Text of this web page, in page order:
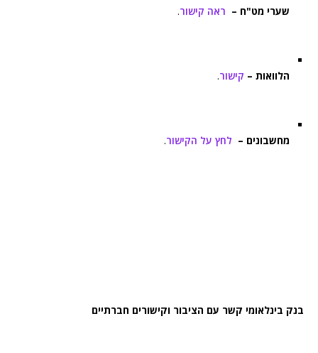
שערי מט"ח – ראה קישור.
הלוואות – קישור.
מחשבונים – לחץ על הקישור.
בנק בינלאומי קשר עם הציבור וקישורים חברתיים